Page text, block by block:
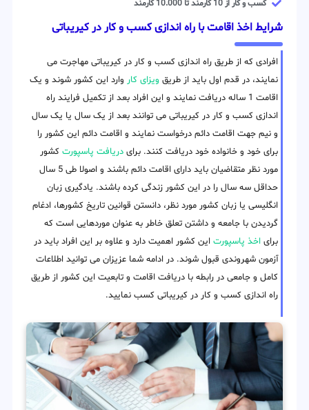
کسب و کار از 10 کارمند تا 10.000 کارمند
شرایط اخذ اقامت با راه اندازی کسب و کار در کیریباتی
افرادی که از طریق راه اندازی کسب و کار در کیریباتی مهاجرت می
نمایند، در قدم اول باید از طریق ویزای کار وارد این کشور شوند و یک
اقامت 1 ساله دریافت نمایند و این افراد بعد از تکمیل فرایند راه
اندازی کسب و کار در کیریباتی می توانند بعد از یک سال یا یک سال
و نیم جهت اقامت دائم درخواست نمایند و اقامت دائم این کشور را
برای خود و خانواده خود دریافت کنند. برای دریافت پاسپورت کشور
مورد نظر متقاضیان باید دارای اقامت دائم باشند و اصولا طی 5 سال
حداقل سه سال را در این کشور زندگی کرده باشند. یادگیری زبان
انگلیسی یا زبان کشور مورد نظر، دانستن قوانین تاریخ کشورها، ادغام
گردیدن با جامعه و داشتن تعلق خاطر به عنوان موردهایی است که
برای اخذ پاسپورت این کشور اهمیت دارد و علاوه بر این افراد باید در
آزمون شهروندی قبول شوند. در ادامه شما عزیزان می توانید اطلاعات
کامل و جامعی در رابطه با دریافت اقامت و تابعیت این کشور از طریق
راه اندازی کسب و کار در کیریباتی کسب نمایید.